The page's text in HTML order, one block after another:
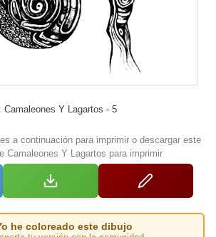
Camaleones Y Lagartos - 5
a continuación para imprimir o descargar este
Camaleones Y Lagartos para imprimir
he coloreado este dibujo